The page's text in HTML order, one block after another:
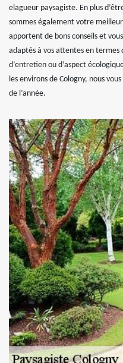
elagueur paysagiste. En plus
sommes également votre
apportent de bons conseils et
adaptés à vos attentes en termes
d’entretien ou d’aspect
les environs de Cologny, nous
de l’année.